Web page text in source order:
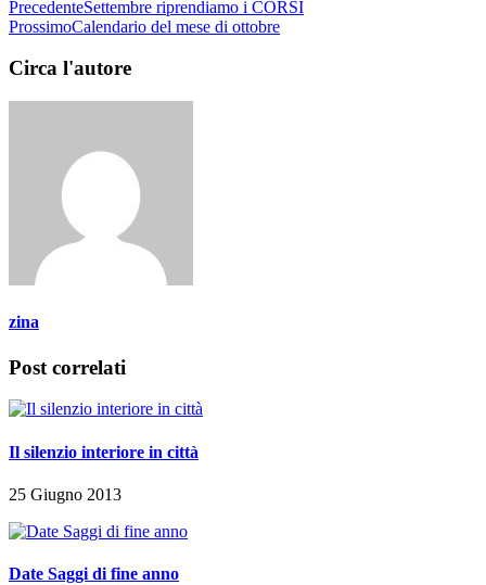
PrecedenteSettembre riprendiamo i CORSI
ProssimoCalendario del mese di ottobre
Circa l'autore
zina
Post correlati
Il silenzio interiore in città
25 Giugno 2013
Date Saggi di fine anno